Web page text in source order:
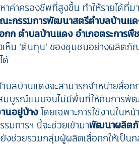
าครองชีพที่สูงขึ้น ทำให้รายได้ที่มา
ะกรรมการพัฒนาสตรีตำบลบ้านแ
กก ตำบลบ้านแดง อำเภอตระการ
เห็น ‘ต้นทุน’ ของชุมชนอย่างผลิตภั
ด้
ลบ้านแดงจะสามารถจำหน่ายสื่อ
บูรณ์แบบจนไม่มีพื้นที่ให้กับการพัฒ
นอยู่บ้างโดยเฉพาะการใช้งานใน
มการฯ นี้จะช่วยเข้ามาพัฒนาผลิต
งช่วยรวมกลุ่มผู้ผลิตเสื่อกกให้เป็น